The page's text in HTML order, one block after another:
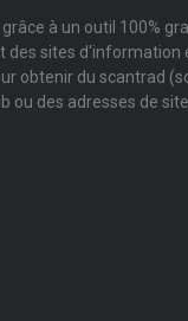
à un outil 100%
des sites d'information
obtenir du scantrad
ou des adresses de